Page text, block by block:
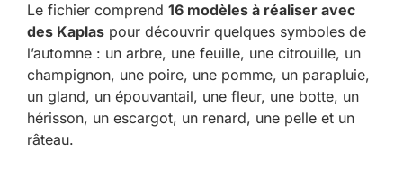
Le fichier comprend 16 modèles à réaliser avec
des Kaplas pour découvrir quelques symboles de
l’automne : un arbre, une feuille, une citrouille, un
champignon, une poire, une pomme, un parapluie,
un gland, un épouvantail, une fleur, une botte, un
hérisson, un escargot, un renard, une pelle et un
râteau.